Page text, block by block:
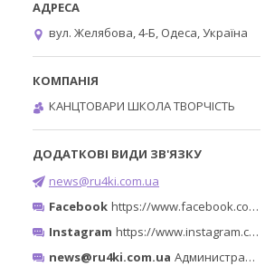
вул. Желябова, 4-Б, Одеса, Україна
КАНЦТОВАРИ ШКОЛА ТВОРЧІСТЬ
news@ru4ki.com.ua
Facebook https://www.facebook.com/ru4ki.com.ua/
Instagram https://www.instagram.com/ruchki_ta_shtuchki/
news@ru4ki.com.ua Администратор